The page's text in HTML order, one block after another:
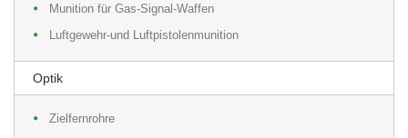
Munition für Gas-Signal-Waffen
Luftgewehr-und Luftpistolenmunition
Optik
Zielfernrohre